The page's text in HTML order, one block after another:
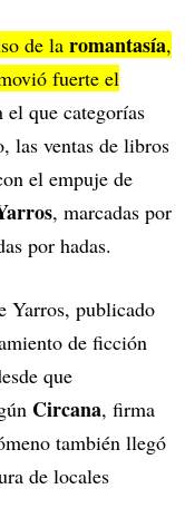
de la romantasía,
fuerte el
que categorías
las ventas de libros
el empuje de
, marcadas por
por hadas.
Yarros, publicado
de ficción
que
Circana, firma
también llegó
de locales